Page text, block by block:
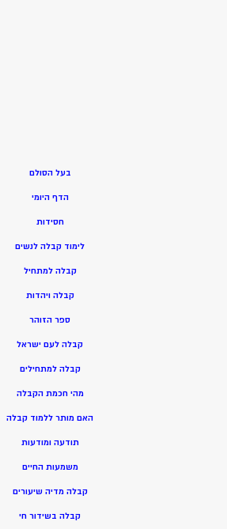
בעל הסולם
הדף היומי
חסידות
לימוד קבלה לנשים
קבלה למתחיל
קבלה ויהדות
ספר הזוהר
קבלה לעם ישראל
קבלה למתחילים
מהי חכמת הקבלה
האם מותר ללמוד קבלה
תודעה ומודעות
משמעות החיים
קבלה מדיה שיעורים
קבלה בשידור חי